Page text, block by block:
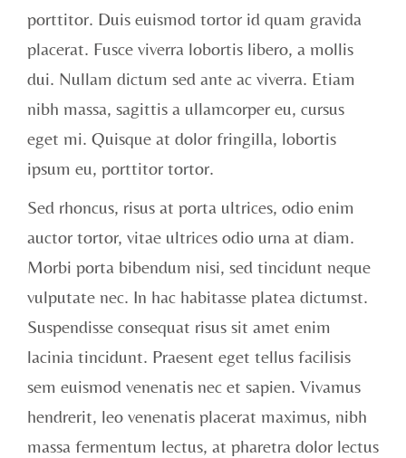
porttitor. Duis euismod tortor id quam gravida
placerat. Fusce viverra lobortis libero, a mollis
dui. Nullam dictum sed ante ac viverra. Etiam
nibh massa, sagittis a ullamcorper eu, cursus
eget mi. Quisque at dolor fringilla, lobortis
ipsum eu, porttitor tortor.
Sed rhoncus, risus at porta ultrices, odio enim
auctor tortor, vitae ultrices odio urna at diam.
Morbi porta bibendum nisi, sed tincidunt neque
vulputate nec. In hac habitasse platea dictumst.
Suspendisse consequat risus sit amet enim
lacinia tincidunt. Praesent eget tellus facilisis
sem euismod venenatis nec et sapien. Vivamus
hendrerit, leo venenatis placerat maximus, nibh
massa fermentum lectus, at pharetra dolor lectus